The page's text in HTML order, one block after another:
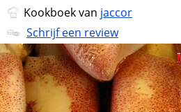
Kookboek van jaccor
Schrijf een review